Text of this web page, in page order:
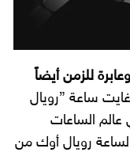
للزمن أيضاً
غايت ساعة ”رويال
الساعات
لساعة رويال أوك من